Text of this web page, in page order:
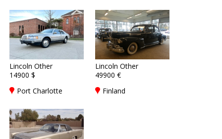
Lincoln Other
14900 $
Port Charlotte
Lincoln Other
49900 €
Finland